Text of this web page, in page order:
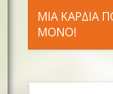
ΜΙΑ ΚΑΡΔΙΑ
ΜΟΝΟ!